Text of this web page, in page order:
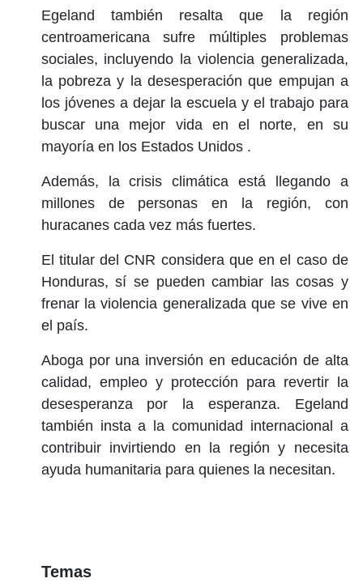
Egeland también resalta que la región
centroamericana sufre múltiples problemas
sociales, incluyendo la violencia generalizada,
la pobreza y la desesperación que empujan a
los jóvenes a dejar la escuela y el trabajo para
buscar una mejor vida en el norte, en su
mayoría en los Estados Unidos .
Además, la crisis climática está llegando a
millones de personas en la región, con
huracanes cada vez más fuertes.
El titular del CNR considera que en el caso de
Honduras, sí se pueden cambiar las cosas y
frenar la violencia generalizada que se vive en
el país.
Aboga por una inversión en educación de alta
calidad, empleo y protección para revertir la
desesperanza por la esperanza. Egeland
también insta a la comunidad internacional a
contribuir invirtiendo en la región y necesita
ayuda humanitaria para quienes la necesitan.
Temas